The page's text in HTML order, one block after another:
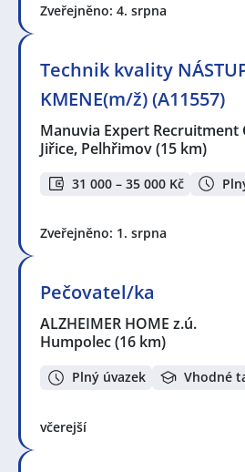
Zveřejněno: 4. srpna
Technik kvality
KMENE(m/ž) (A11557)
Manuvia Expert Recruitment
Jiřice, Pelhřimov(15 km)
31 000 – 35 000 Kč
Zveřejněno: 1. srpna
Pečovatel/ka
ALZHEIMER HOME z.ú.
Humpolec(16 km)
Plný úvazek Vhodné
včerejší